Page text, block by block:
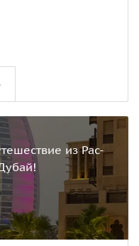
из Рас-